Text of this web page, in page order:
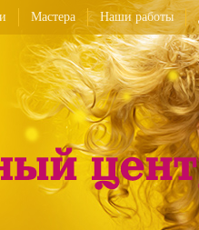
Мастера Наши работы